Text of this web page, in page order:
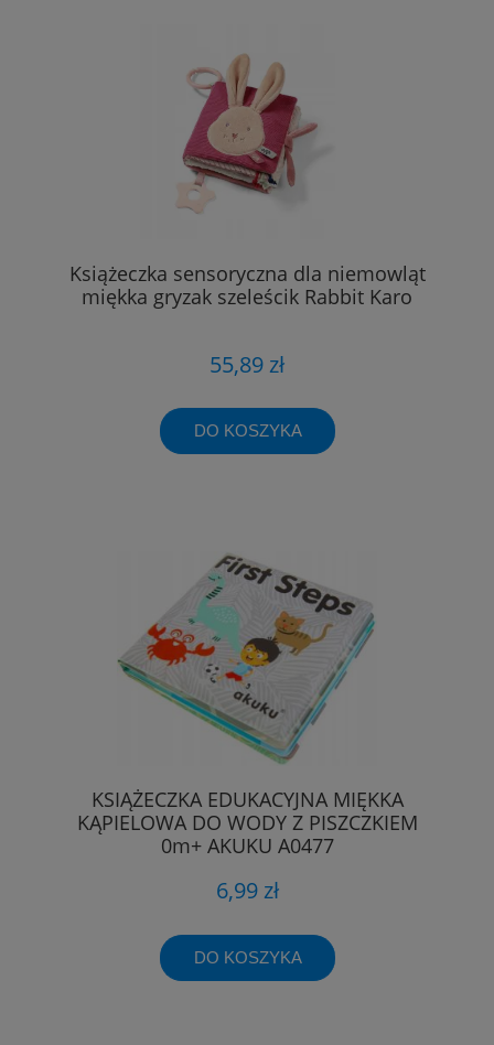
Książeczka sensoryczna dla niemowląt
miękka gryzak szeleścik Rabbit Karo
55,89 zł
DO KOSZYKA
KSIĄŻECZKA EDUKACYJNA MIĘKKA
KĄPIELOWA DO WODY Z PISZCZKIEM
0m+ AKUKU A0477
6,99 zł
DO KOSZYKA